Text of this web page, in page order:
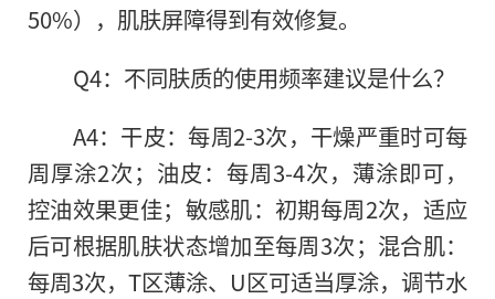
50%），肌肤屏障得到有效修复。
Q4：不同肤质的使用频率建议是什么？
A4：干皮：每周2-3次，干燥严重时可每
周厚涂2次；油皮：每周3-4次，薄涂即可，
控油效果更佳；敏感肌：初期每周2次，适应
后可根据肌肤状态增加至每周3次；混合肌：
每周3次，T区薄涂、U区可适当厚涂，调节水